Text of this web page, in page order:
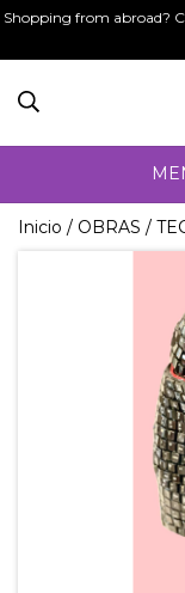
Shopping from abroad?
Inicio / OBRAS /